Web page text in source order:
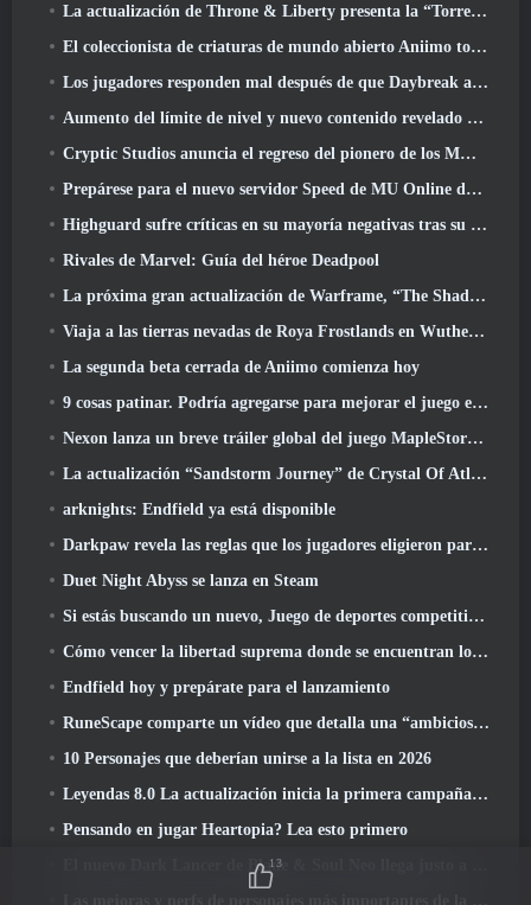
La actualización de Throne & Liberty presenta la “Torre de la codicia” generada aleatoriamente
El coleccionista de criaturas de mundo abierto Aniimo toca las notas correctas
Los jugadores responden mal después de que Daybreak anunciara planes para saltarse las hojas de ruta de EverQuest y EQ2
Aumento del límite de nivel y nuevo contenido revelado en Phantasy Star Online 2: Corriente de onda titular de NGS
Cryptic Studios anuncia el regreso del pionero de los MMO Jack Emmert como director ejecutivo
Prepárese para el nuevo servidor Speed ​​de MU Online durante el evento previo
Highguard sufre críticas en su mayoría negativas tras su lanzamiento
Rivales de Marvel: Guía del héroe Deadpool
La próxima gran actualización de Warframe, “The Shadowgrapher” llegará en marzo
Viaja a las tierras nevadas de Roya Frostlands en Wuthering Waves Próxima versión 3.1
La segunda beta cerrada de Aniimo comienza hoy
9 cosas patinar. Podría agregarse para mejorar el juego en 2026
Nexon lanza un breve tráiler global del juego MapleStory Classic World
La actualización “Sandstorm Journey” de Crystal Of Atlan eleva el límite de nivel a 70
arknights: Endfield ya está disponible
Darkpaw revela las reglas que los jugadores eligieron para el próximo servidor Frostreaver de EverQuest
Duet Night Abyss se lanza en Steam
Si estás buscando un nuevo, Juego de deportes competitivos, La prueba beta cerrada del fútbol estilo libre 2 está en camino
Cómo vencer la libertad suprema donde se encuentran los vientos
Endfield hoy y prepárate para el lanzamiento
RuneScape comparte un vídeo que detalla una “ambiciosa serie de actualizaciones de contenido”
10 Personajes que deberían unirse a la lista en 2026
Leyendas 8.0 La actualización inicia la primera campaña de 2026
Pensando en jugar Heartopia? Lea esto primero
El nuevo Dark Lancer de Blade & Soul Neo llega justo a tiempo para el primer aniversario
13